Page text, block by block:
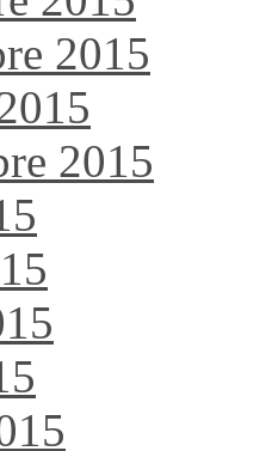
2015
2015